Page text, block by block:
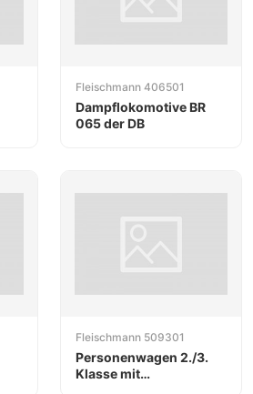
Fleischmann 406501
Dampflokomotive BR
065 der DB
Fleischmann 509301
Personenwagen 2./3.
Klasse mit